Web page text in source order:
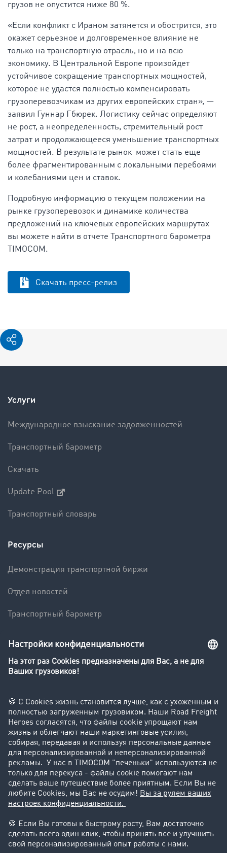
грузов не опустится ниже 80 %.
«Если конфликт с Ираном затянется и обострится, это
окажет серьезное и долговременное влияние не
только на транспортную отрасль, но и на всю
экономику. В Центральной Европе произойдет
устойчивое сокращение транспортных мощностей,
которое не удастся полностью компенсировать
грузоперевозчикам из других европейских стран», —
заявил Гуннар Гбюрек. Логистику сейчас определяют
не рост, а неопределенность, стремительный рост
затрат и продолжающееся уменьшение транспортных
мощностей. В результате рынок может стать еще
более фрагментированным с локальными перебоями
и колебаниями цен и ставок.
Подробную информацию о текущем положении на
рынке грузоперевозок и динамике количества
предложений на ключевых европейских маршрутах
вы можете найти в отчете Транспортного барометра
TIMOCOM.
Скачать пресс-релиз
Услуги
Международное взыскание задолженностей
Транспортный барометр
Скачать
Update Pool
Транспортный словарь
Ресурсы
Демонстрация транспортной биржи
Отдел новостей
Транспортный барометр
Компания
Истории успеха
Поддержка
Поддержка
Юридическая информация
Общие Условия Сотрудничества